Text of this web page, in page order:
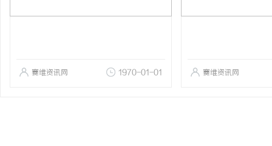
赛维资讯网 1970-01-01 赛维资讯网